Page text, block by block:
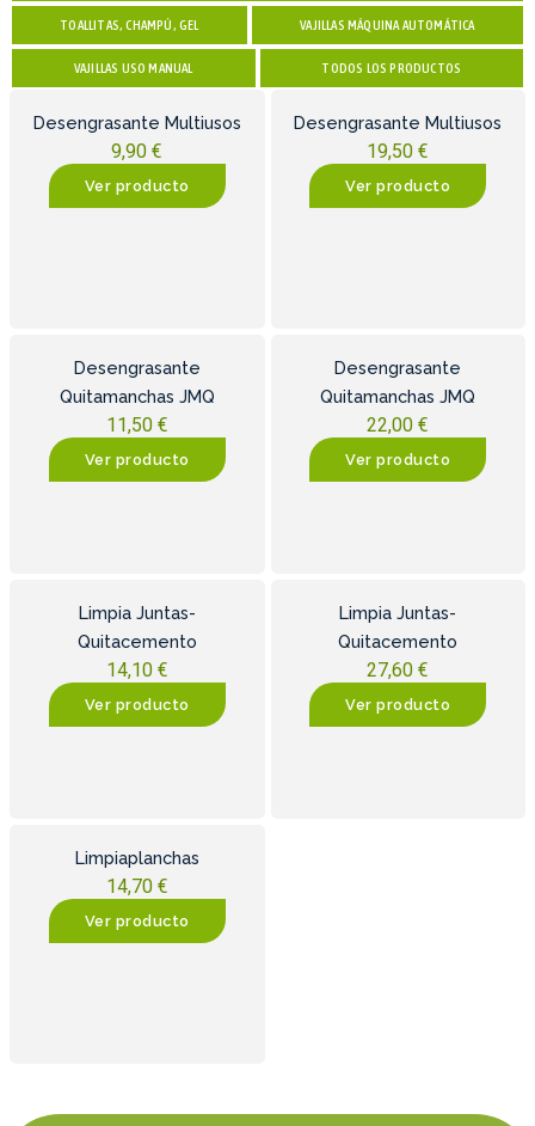
Desengrasante Multiusos
9,90€
Ver producto
Desengrasante Multiusos
19,50€
Ver producto
Desengrasante
Quitamanchas JMQ
11,50 €
Ver producto
Desengrasante
Quitamanchas JMQ
22,00€
Ver producto
Limpia Juntas-
Quitacemento
14,10 €
Ver producto
Limpia Juntas-
Quitacemento
27,60€
Ver producto
Limpiaplanchas
14,70 €
Ver producto
TOALLITAS, CHAMPÚ, GEL VAJILLAS MÁQUINA AUTOMÁTICA
VAJILLAS USO MANUAL TODOS LOS PRODUCTOS